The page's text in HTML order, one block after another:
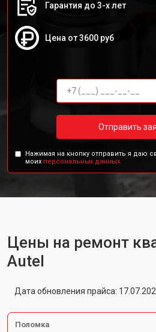
Гарантия до 3-х лет
Цена от 3600 руб
Отправить
Нажимая на кнопку отправить я даю
моих персональных данных.
Цены на ремонт
Autel
Дата обновления прайса:
Поломка